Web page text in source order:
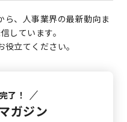
、人事業界の最新動向ま
しています。
立てください。
了！
ガジン